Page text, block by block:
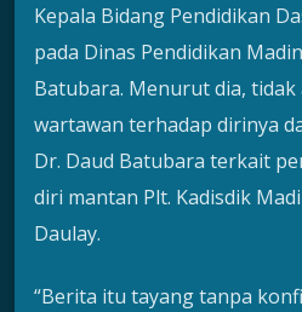
Kepala Bidang Pendidikan
pada Dinas Pendidikan
Batubara. Menurut dia, tidak
wartawan terhadap dirinya
Dr. Daud Batubara terkait
diri mantan Plt. Kadisdik
Daulay.
“Berita itu tayang tanpa